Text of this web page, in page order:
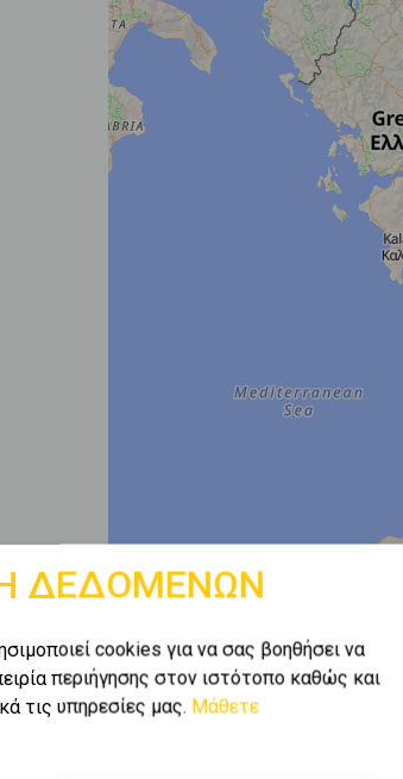
ΔΕΔΟΜΕΝΩΝ
cookies για να σας βοηθήσει να
περιήγησης στον ιστότοπο καθώς και
τις υπηρεσίες μας. Μάθετε